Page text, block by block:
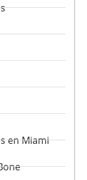
en Miami